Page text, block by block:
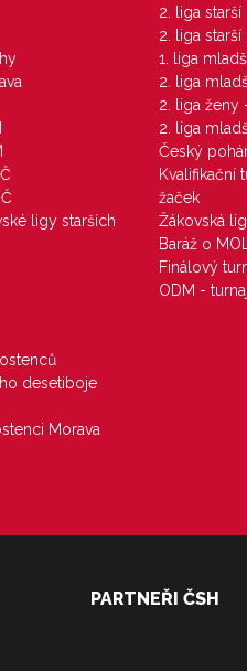
ligy starších
desetiboje
Morava
2. liga
2. liga
1. liga
2. liga
2. liga ženy
2. liga
Český
Kvalifikační
žaček
Žákovská
Baráž o
Finálový
ODM -
PARTNEŘI ČSH